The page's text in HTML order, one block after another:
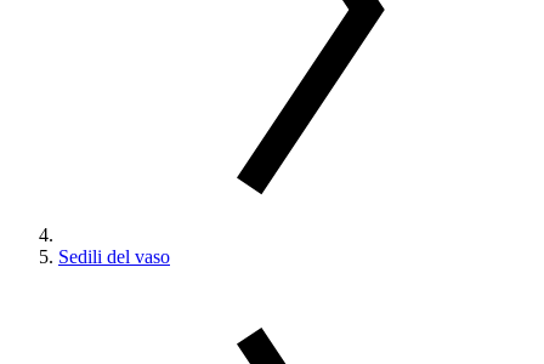
Sedili del vaso